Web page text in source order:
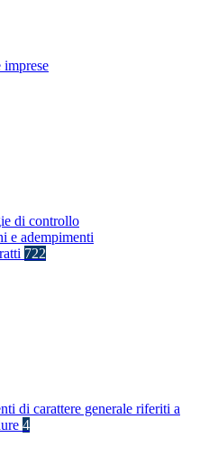
di controllo
e adempimenti
722
di carattere generale riferiti a
4